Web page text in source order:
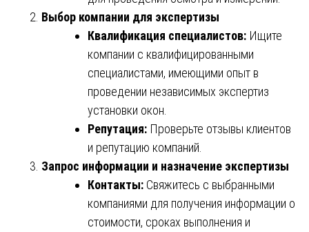
Выбор компании для экспертизы
Квалификация специалистов: Ищите
компании с квалифицированными
специалистами, имеющими опыт в
проведении независимых экспертиз
установки окон.
Репутация: Проверьте отзывы клиентов
и репутацию компаний.
Запрос информации и назначение экспертизы
Контакты: Свяжитесь с выбранными
компаниями для получения информации о
стоимости, сроках выполнения и